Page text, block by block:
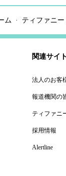
ム ティファニ
関連サイト
法人のお客
報道機関の
ティファニ
採用情報
Alertline